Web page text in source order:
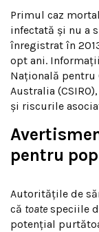
Primul caz
infectată și nu a
înregistrat în
opt ani.
Națională
Australia
și riscurile
pentru
Autoritățile de
că toate speciile
potențial